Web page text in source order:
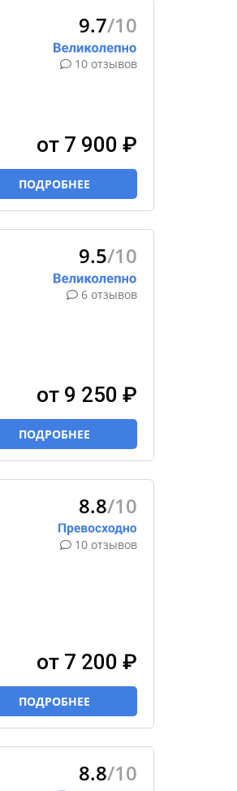
9.7/10
10 отзывов
от 7 900 ₽
ПОДРОБНЕЕ
9.5/10
6 отзывов
от 9 250 ₽
ПОДРОБНЕЕ
8.8/10
10 отзывов
от 7 200 ₽
ПОДРОБНЕЕ
8.8/10